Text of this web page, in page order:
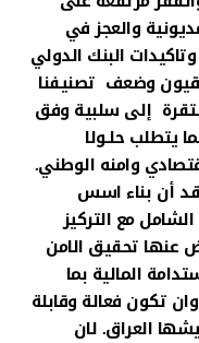
والعجز في
البنك الدولي
وضعف تصنيفنا
إلى سلبية وفق
يتطلب حلـولا
وامنه الوطني.
أن بناء اسس
مع التركيز
عنها تحقيق الامن
المالية بما
تكون فعالة وقابلة
العراق. لان